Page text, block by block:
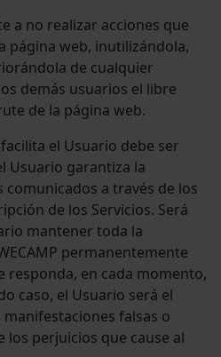
a no realizar acciones que
página web, inutilizándola,
de cualquier
demás usuarios el libre
de la página web.
el Usuario debe ser
Usuario garantiza la
a través de los
de los Servicios. Será
mantener toda la
permanentemente
responda, en cada momento,
caso, el Usuario será el
falsas o
los perjuicios que cause al